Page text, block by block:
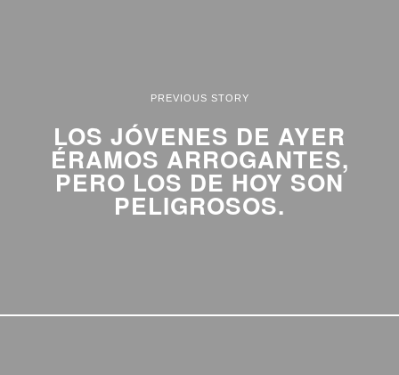
PREVIOUS STORY
LOS JÓVENES DE AYER
ÉRAMOS ARROGANTES,
PERO LOS DE HOY SON
PELIGROSOS.